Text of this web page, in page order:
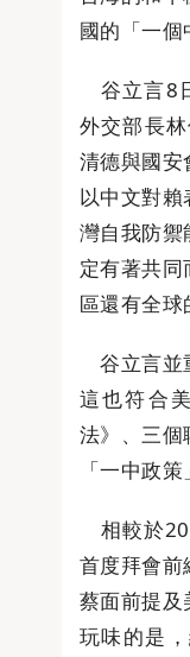
國的「一個
谷立言8
外交部長
清德與國安
以中文對
灣自我防
定有著共
區還有全球
谷立言並
這也符合
法》、三個
「一中政策
相較於
首度拜會前
蔡面前提
玩味的是